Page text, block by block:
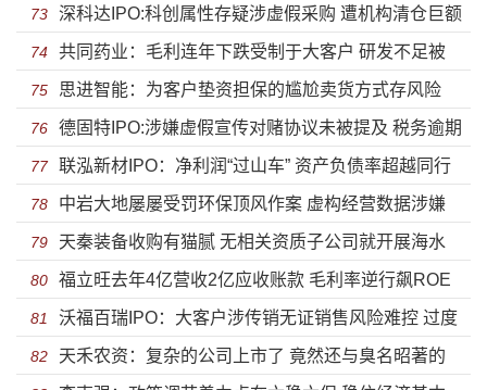
撑起上市梦想？
73 深科达IPO:科创属性存疑涉虚假采购 遭机构清仓巨额
逾期账款对大客户收入下滑
74 共同药业：毛利连年下跌受制于大客户 研发不足被
FDA警示盈利能力堪忧
75 思进智能：为客户垫资担保的尴尬卖货方式存风险
第一大外协商资不抵债
76 德固特IPO:涉嫌虚假宣传对赌协议未被提及 税务逾期
遭员工起诉被列执行人
77 联泓新材IPO：净利润“过山车” 资产负债率超越同行
近30%
78 中岩大地屡屡受罚环保顶风作案 虚构经营数据涉嫌
利益输送
79 天秦装备收购有猫腻 无相关资质子公司就开展海水
淡化设备业务
80 福立旺去年4亿营收2亿应收账款 毛利率逆行飙ROE
狂降
81 沃福百瑞IPO：大客户涉传销无证销售风险难控 过度
依赖出口疫情当口存隐患
82 天禾农资：复杂的公司上市了 竟然还与臭名昭著的